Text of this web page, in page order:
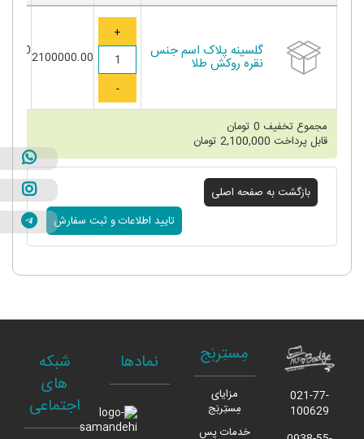
گلسینه پلاک اسم جنس
نقره روکش طلا 2100000.00
مجموع تخفیف 0 تومان
قابل پرداخت 2,100,000 تومان
021-77-
100629
مِستِربَج
مزایای
مِستِربَج
خدمات پس
نمادها
شبکه
های
اجتماعی